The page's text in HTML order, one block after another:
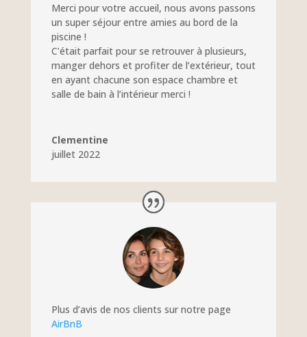
Merci pour votre accueil, nous avons passons
un super séjour entre amies au bord de la
piscine !
C’était parfait pour se retrouver à plusieurs,
manger dehors et profiter de l’extérieur, tout
en ayant chacune son espace chambre et
salle de bain à l’intérieur merci !
Clementine
juillet 2022
Plus d’avis de nos clients sur notre page
AirBnB